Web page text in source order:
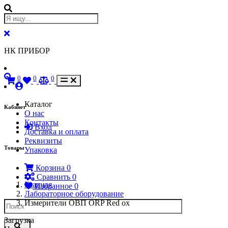
НК ПРИБОР
Кабинет
Вход
Товары
Корзина 0
Сравнить 0
Избранное 0
0 0 0
Каталог
О нас
Контакты
Доставка и оплата
Реквизиты
Упаковка
Главная
Лабораторное оборудование
Измерители ОВП ORP Red ox
Загрузка